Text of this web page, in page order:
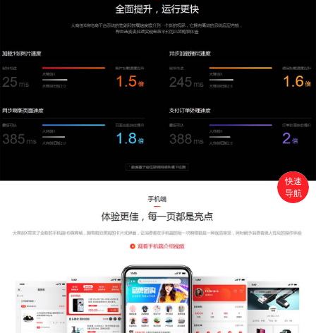
首页
搜索
购物车
快速
导航